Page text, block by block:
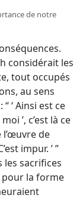
de notre
considérait les
tout occupés
au sens
‘ Ainsi est ce
’, c’est là ce
l’œuvre de
impur. ’ ”
les sacrifices
la forme